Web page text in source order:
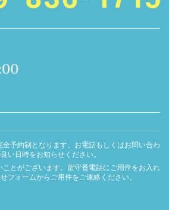
予約制となります。お電話もしくはお問い合わ
い日時をお知らせください。
とがございます。留守番電話にご用件をお入れ
フォームからご用件をご連絡ください。